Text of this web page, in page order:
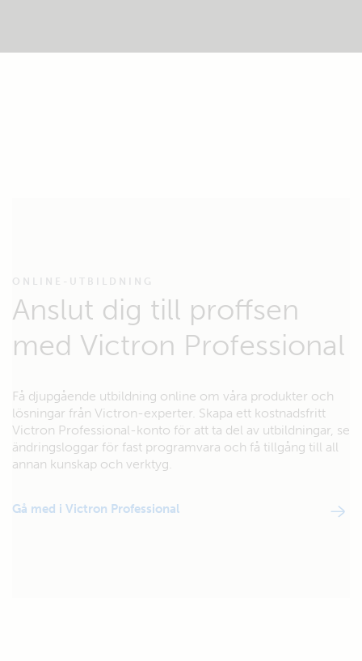
ONLINE-UTBILDNING
Anslut dig till proffsen
med Victron Professional
Få djupgående utbildning online om våra produkter och
lösningar från Victron-experter. Skapa ett kostnadsfritt
Victron Professional-konto för att ta del av utbildningar, se
ändringsloggar för fast programvara och få tillgång till all
annan kunskap och verktyg.
Gå med i Victron Professional